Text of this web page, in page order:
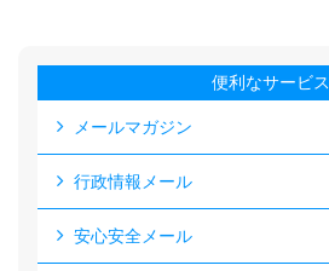
便利なサービス
メールマガジン
行政情報メール
安心安全メール